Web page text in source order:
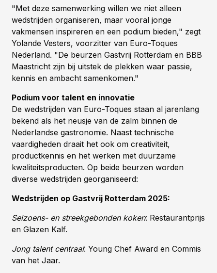
"Met deze samenwerking willen we niet alleen
wedstrijden organiseren, maar vooral jonge
vakmensen inspireren en een podium bieden," zegt
Yolande Vesters, voorzitter van Euro-Toques
Nederland. "De beurzen Gastvrij Rotterdam en BBB
Maastricht zijn bij uitstek de plekken waar passie,
kennis en ambacht samenkomen."
Podium voor talent en innovatie
De wedstrijden van Euro-Toques staan al jarenlang
bekend als het neusje van de zalm binnen de
Nederlandse gastronomie. Naast technische
vaardigheden draait het ook om creativiteit,
productkennis en het werken met duurzame
kwaliteitsproducten. Op beide beurzen worden
diverse wedstrijden georganiseerd:
Wedstrijden op Gastvrij Rotterdam 2025:
Seizoens- en streekgebonden koken: Restaurantprijs
en Glazen Kalf.
Jong talent centraal: Young Chef Award en Commis
van het Jaar.